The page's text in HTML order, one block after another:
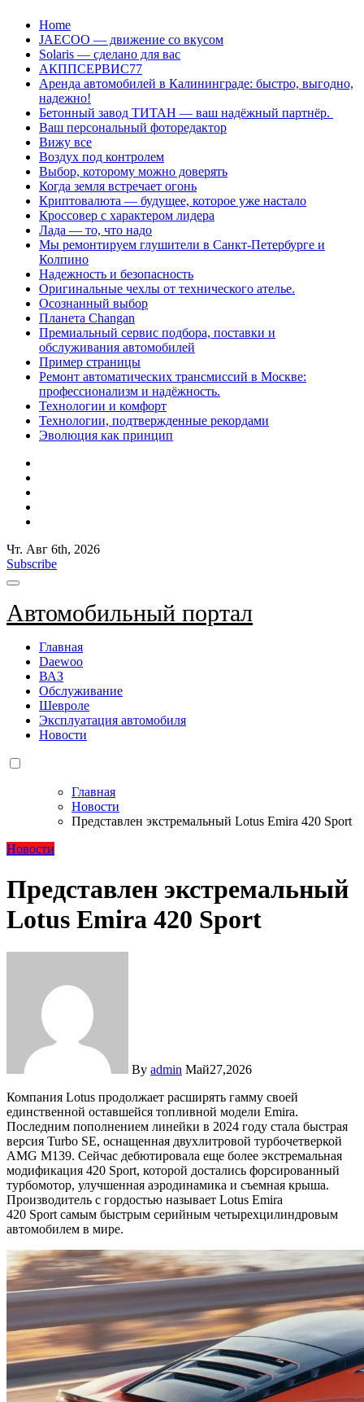
Перейти
содержанию
Home
JAECOO — движение со вкусом
Solaris — сделано для вас
АКППСЕРВИС77
Аренда автомобилей в Калининграде: быстро, выгодно,
надежно!
Бетонный завод ТИТАН — ваш надёжный партнёр.
Ваш персональный фоторедактор
Вижу все
Воздух под контролем
Выбор, которому можно доверять
Когда земля встречает огонь
Криптовалюта — будущее, которое уже настало
Кроссовер с характером лидера
Лада — то, что надо
Мы ремонтируем глушители в Санкт-Петербурге и
Колпино
Надежность и безопасность
Оригинальные чехлы от технического ателье.
Осознанный выбор
Планета Changan
Премиальный сервис подбора, поставки и
обслуживания автомобилей
Пример страницы
Ремонт автоматических трансмиссий в Москве:
профессионализм и надёжность.
Технологии и комфорт
Технологии, подтвержденные рекордами
Эволюция как принцип
Чт. Авг 6th, 2026
Subscribe
Автомобильный портал
Главная
Daewoo
ВАЗ
Обслуживание
Шевроле
Эксплуатация автомобиля
Новости
Главная
Новости
Представлен экстремальный Lotus Emira 420 Sport
Новости
Представлен экстремальный
Lotus Emira 420 Sport
By admin Май27,2026
Компания Lotus продолжает расширять гамму своей
единственной оставшейся топливной модели Emira.
Последним пополнением линейки в 2024 году стала быстрая
версия Turbo SE, оснащенная двухлитровой турбочетверкой
AMG M139. Сейчас дебютировала еще более экстремальная
модификация 420 Sport, которой достались форсированный
турбомотор, улучшенная аэродинамика и съемная крыша.
Производитель с гордостью называет Lotus Emira
420 Sport самым быстрым серийным четырехцилиндровым
автомобилем в мире.